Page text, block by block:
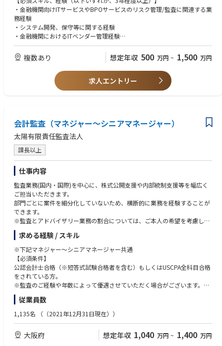
・また、サービス運営を担う事業部門からシステムリスク管理や、金融機
関からの委託先監査への対応等に係る相談を受けた際には、適切な助言を
行い事業部門を積極的に支援すること。
・加えて、昨今のシステムリスクに関連する環境変化を捉え、従来のITGC
統制整備の支援、新たな基準やセルフアセスメントの枠組みを活用した合
理的保証の仕組みの検討、外部委託管理の高度化や適時適切な情報開示の
仕組みを考案していくこと。
【具体的な職務内容】
・新たなリスクモニタリング活動の企画、推進
・金融当局や委託元金融機関等からの照会への対応
等
【携わるビジネス・サービス・テーマ】
・金融機関向けに提供するITサービス/BPOサービスに係るシステムリス
ク/事務リスク管理
・これらに関連する金融規制当局等への対応
・FISCや各協会等の自主規制機関との適切なコミュニケーション
【仕事の魅力・やりがい・キャリアパス】
当部の業務は、リスク管理の観点から金融市場の安定性や資産運用立国の
実現に貢献できる非常にやりがいのある業務です。社会においてリスク管
理の関心も高まっており、本質を捉え自ら解決策を考案し推進するといっ
た、主体的・能動的な取組みも醍醐味と言えます。また、金融当局や各業
界団体等との意見交換や情報発信の機会もあり、業務経験を積むことによ
りシンクタンクとしての調査分析や講演、提言等の活動に携わることも可
能です。
・金融機関向けITサービスやBPOサービスのリスク管理/監査に関連する業
務経験
・システム開発、保守等に関する経験
・金融機関におけるITベンダー管理経験
・金融機関のシステムリスク管理に係る規程整備や内部統制に関連する業
務経験
【あると望ましいスキルや経験等】
・金融機関（特に金融商品取引業者）に係る業界知識、業務経験
・関係者と協働し課題解消を推進するリーダーシップやコミュニケーショ
【歓迎する資格】
・高度情報処理技術者（システム監査技術者）
・高度情報処理技術者（情報処理安全確保支援士）
・CISSP（Certified Information Systems Security Professional）
・CIA（公認内部監査人）
・CISA（公認情報システム監査人）
・CISM（公認情報セキュリティマネージャー）
・その他、IIAやISACA等の監査関連資格
複数あり 想定年収 500 万円 ~ 1,500 万円
求人エントリー
会計監査（マネジャー～シニアマネージャー）
太陽有限責任監査法人
課長以上
仕事内容
監査業務(国内・国際)を中心に、株式公開支援や内部統制支援等を幅広く
ご担当いただきます。
部門ごとに案件を細分化していないため、横断的に業務を経験することが
できます。
※監査とアドバイザリー業務の割合については、ご本人の希望を考慮しま
す。
【国際業務】
●リファードイン業務：各国グラントソントンの監査クライアント（外資
系企業）の日本子会社の監査業務等への対応
（監査、特定項目の監査手続、合意された手続、レビュー）
●リファードアウト業務：当法人の監査クライアント（日系企業）の海外
各国の海外メンバーファームへ依頼し、親会社監査人としてグループ監
査を実施
●海外メンバーファームと連携した、内部監査サポート業務
【金融】
求める経験 / スキル
※下記マネジャー～シニアマネージャー共通
【必須条件】
公認会計士合格（※短答式試験合格者を含む）もしくはUSCPA全科目合格
をされている方。
※監査のご経験や年数によって優遇させていただく場合がございます。
監査法人としての業務経験を有している方。
従業員数
1,135名 （（2021年12月31日現在））
大阪府 想定年収 1,040 万円 ~ 1,400 万円